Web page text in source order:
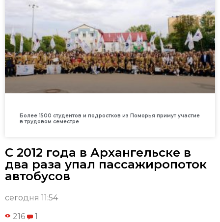
Более 1500 студентов и подростков из Поморья примут участие
в трудовом семестре
С 2012 года в Архангельске в
два раза упал пассажиропоток
автобусов
сегодня 11:54
216 1